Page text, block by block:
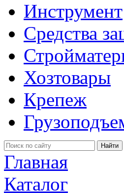
Инструмент
Средства
Хозтовары
Крепеж
Главная
Каталог